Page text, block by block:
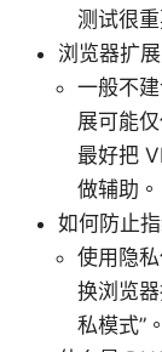
测试很重
浏览器扩
一般不
展可能
最好把
做辅助。
如何防止
使用隐
换浏览
私模式”。